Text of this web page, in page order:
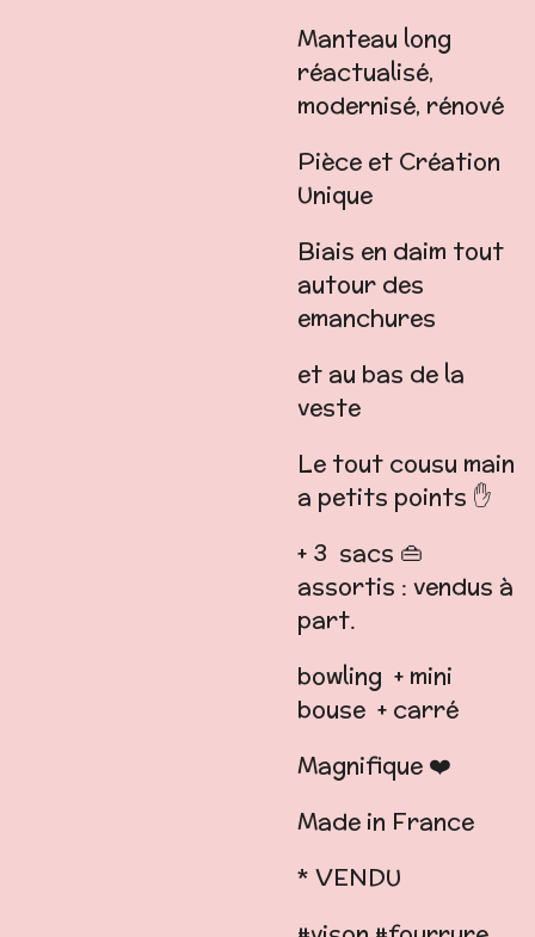
Manteau long
réactualisé,
modernisé, rénové
Pièce et Création
Unique
Biais en daim tout
autour des
emanchures
et au bas de la
veste
Le tout cousu main
a petits points ✋️
+ 3 sacs 👜
assortis : vendus à
part.
bowling + mini
bouse + carré
Magnifique ❤️
Made in France
* VENDU